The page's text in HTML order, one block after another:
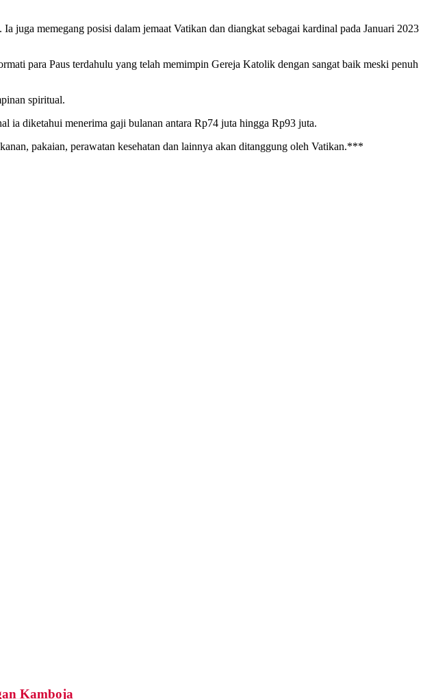
memegang posisi dalam jemaat Vatikan dan diangkat sebagai kardinal pada Januari 2023
para Paus terdahulu yang telah memimpin Gereja Katolik dengan sangat baik meski penuh
spiritual.
ia diketahui menerima gaji bulanan antara Rp74 juta hingga Rp93 juta.
pakaian, perawatan kesehatan dan lainnya akan ditanggung oleh Vatikan.***
Kamboja